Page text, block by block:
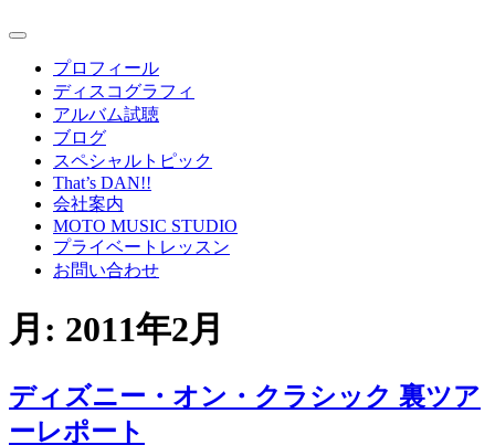
プロフィール
ディスコグラフィ
アルバム試聴
ブログ
スペシャルトピック
That’s DAN!!
会社案内
MOTO MUSIC STUDIO
プライベートレッスン
お問い合わせ
月: 2011年2月
ディズニー・オン・クラシック 裏ツア
ーレポート